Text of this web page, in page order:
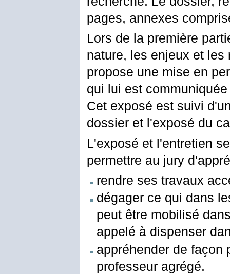
pages, annexes
Lors de la première
nature, les enjeux et
propose une mise en
qui lui est
Cet exposé est suivi
dossier et l'exposé du
L'exposé et l'entretien
permettre au jury
rendre ses travaux
dégager ce qui dans
peut être mobilisé
appelé à dispenser
appréhender de façon
professeur agrégé.